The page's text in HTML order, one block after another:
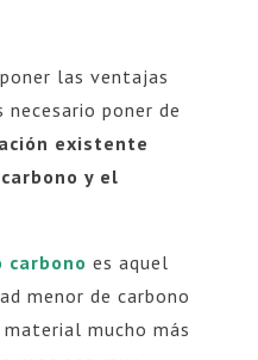
las ventajas
poner de
existente
y el
carbono es aquel
menor de carbono
mucho más